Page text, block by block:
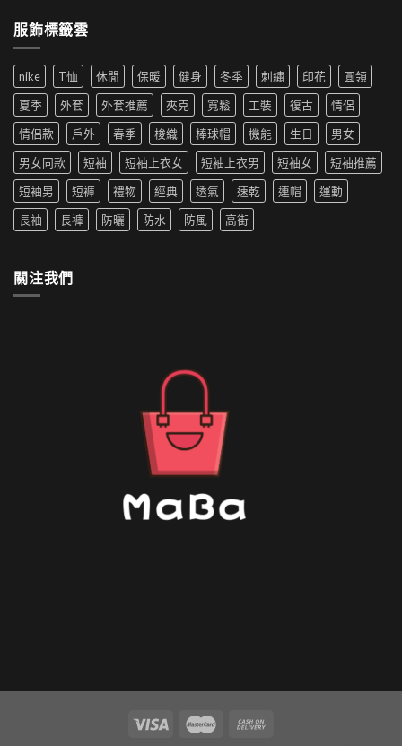
來
尚
革
新〉
中
短
褲
為
夏
季
新
寵〉
中
搭|
生
穿
搭
推
薦|
女
生
穿
推
薦〉
中
外
用
洗
衣
機
嗎
防
水
外
套
清
洗〉
服飾標籤雲
nike T恤 休閒 保暖 健身 冬季 刺繡 印花
圓領
夏季
外套 外套推薦 夾克 寬鬆 工裝 復古
情侶
情侶款
戶外 春季 梭織 棒球帽 機能 生日
男女
男女同款
短袖 短袖上衣女 短袖上衣男 短袖女
短袖推薦
短袖男
短褲 禮物 經典 透氣 速乾 連帽
運動
長袖
長褲 防曬 防水 防風 高街
關注我們